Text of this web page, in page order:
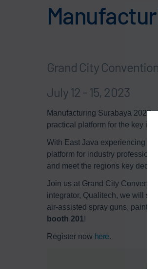
Grand City
July 12 - 15, 2023
Manufacturing Surabaya 2023
practical platform for the key
With East Java experiencing
platform for industry
and meet the regions key
Join us at Grand City
integrator, Qualitech, we will
air-assisted spray guns, paint
booth 201!
Register now here.